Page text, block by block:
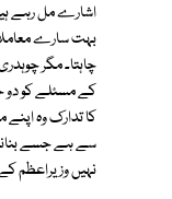
بہت سارے
چاہتا۔ مگر
کے مسئلے کو دو
کا تدارک وہ
سے ہے جسے
نہیں وزیراعظم